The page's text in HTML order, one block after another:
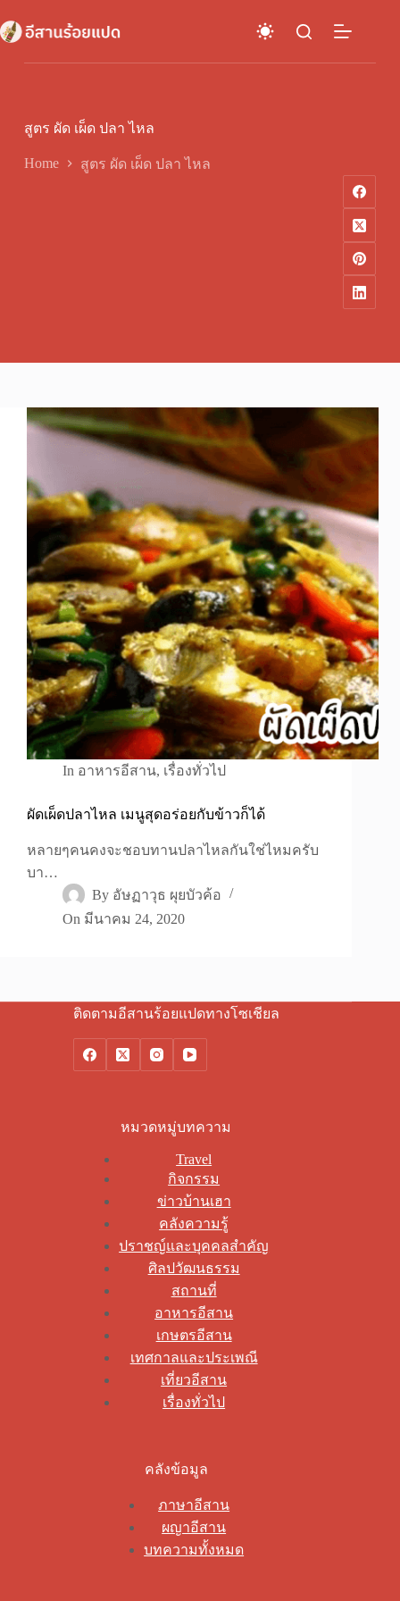
to
content
สูตร ผัด เผ็ด ปลา ไหล
Home สูตร ผัด เผ็ด ปลา ไหล
In อาหารอีสาน, เรื่องทั่วไป
ผัดเผ็ดปลาไหล เมนูสุดอร่อยกับข้าวก็ได้
หลายๆคนคงจะชอบทานปลาไหลกันใช่ไหมครับ
บา…
By อัษฏาวุธ ผุยบัวค้อ
On มีนาคม 24, 2020
ติดตามอีสานร้อยแปดทางโซเชียล
หมวดหมู่บทความ
Travel
กิจกรรม
ข่าวบ้านเฮา
คลังความรู้
ปราชญ์และบุคคลสำคัญ
ศิลปวัฒนธรรม
สถานที่
อาหารอีสาน
เกษตรอีสาน
เทศกาลและประเพณี
เที่ยวอีสาน
เรื่องทั่วไป
คลังข้อมูล
ภาษาอีสาน
ผญาอีสาน
บทความทั้งหมด